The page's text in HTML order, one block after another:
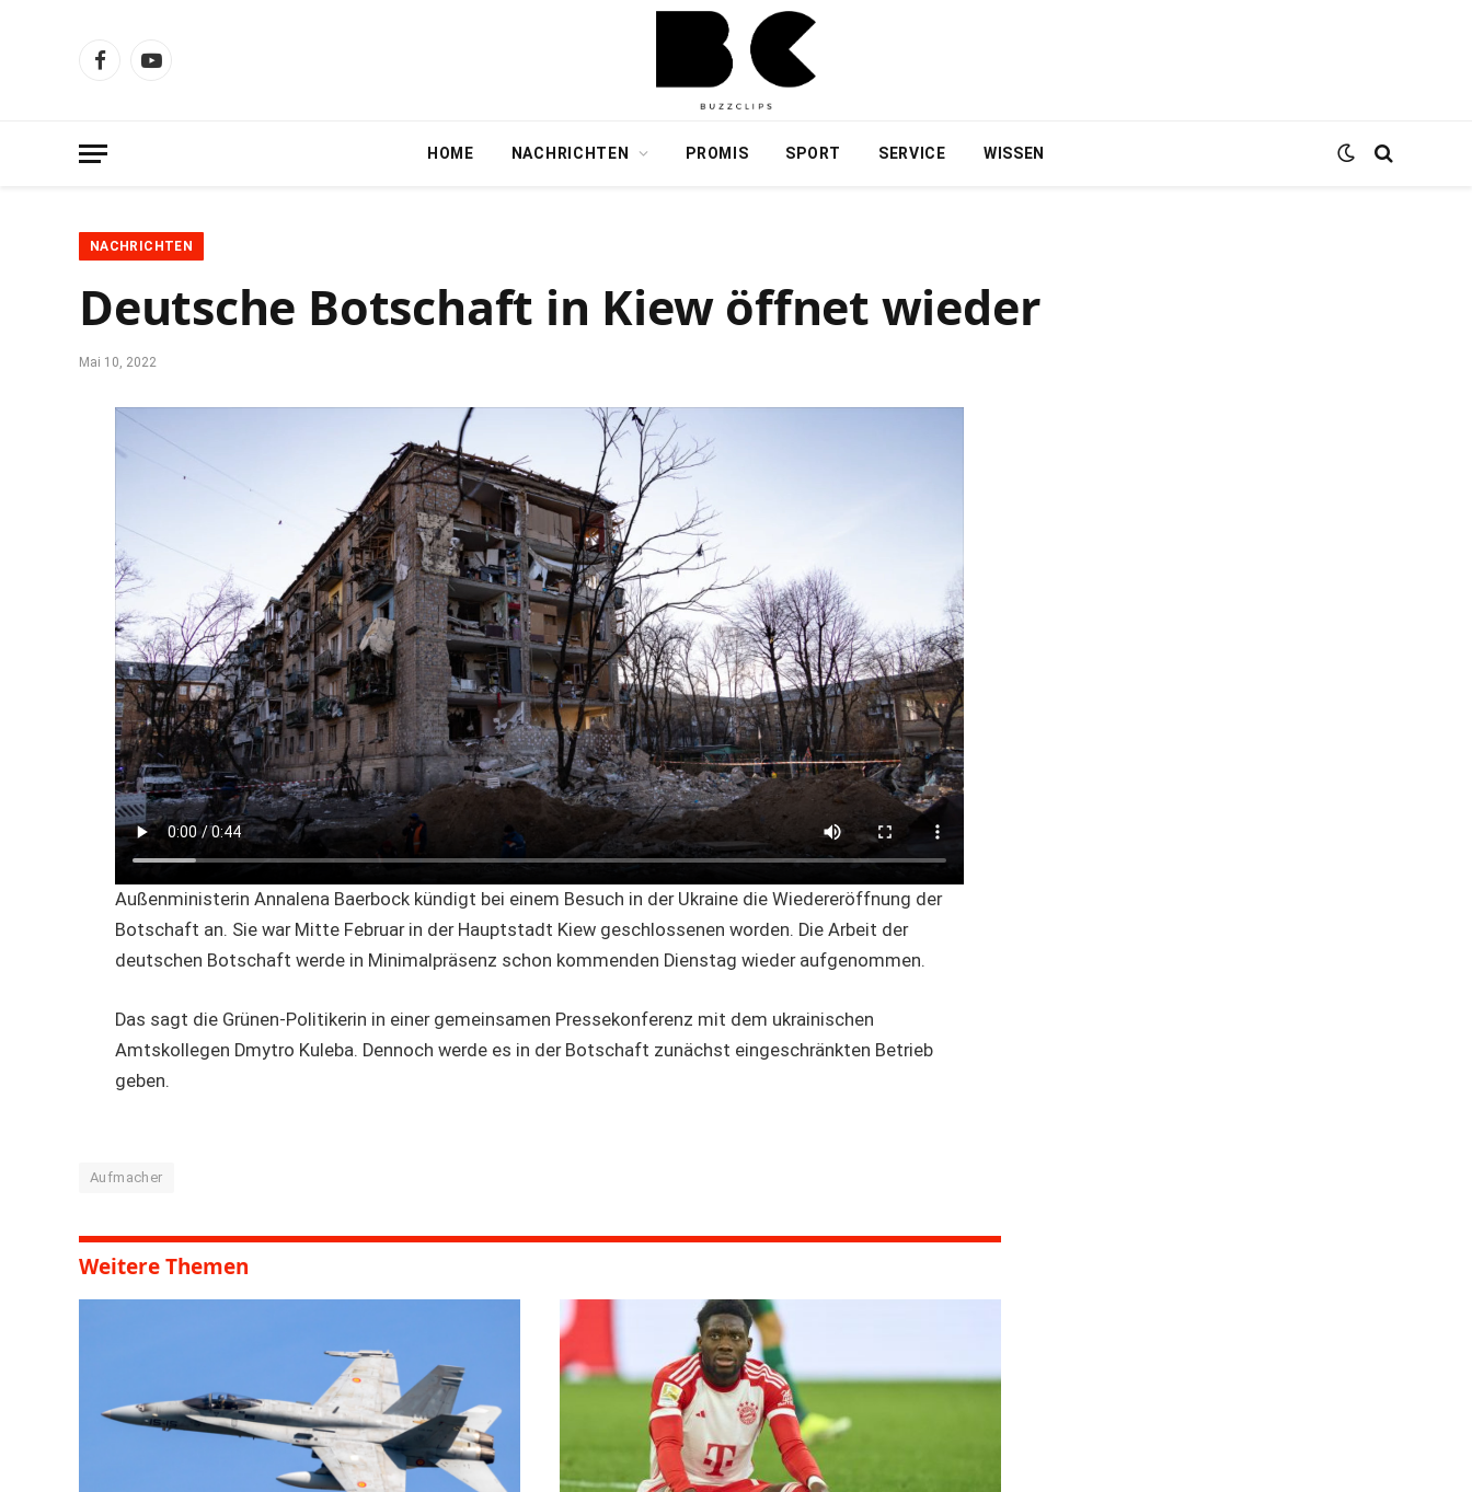
FacebookYouTube
HOME NACHRICHTEN PROMIS SPORT SERVICE WISSEN
NACHRICHTEN
Deutsche Botschaft in Kiew öffnet wieder
Mai 10, 2022
Außenministerin Annalena Baerbock kündigt bei einem Besuch in der Ukraine die Wiedereröffnung der
Botschaft an. Sie war Mitte Februar in der Hauptstadt Kiew geschlossenen worden. Die Arbeit der
deutschen Botschaft werde in Minimalpräsenz schon kommenden Dienstag wieder aufgenommen.
Das sagt die Grünen-Politikerin in einer gemeinsamen Pressekonferenz mit dem ukrainischen
Amtskollegen Dmytro Kuleba. Dennoch werde es in der Botschaft zunächst eingeschränkten Betrieb
geben.
Aufmacher
Weitere Themen